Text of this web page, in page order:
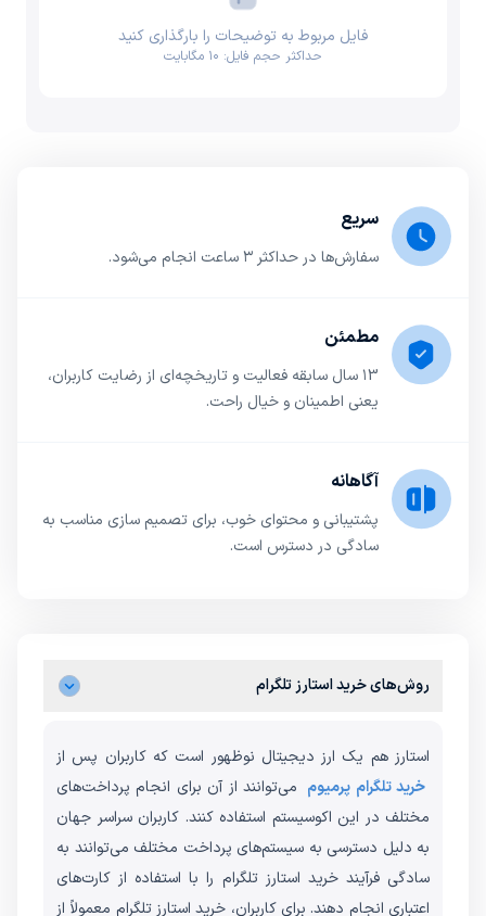
فایل مربوط به توضیحات را بارگذاری کنید
حداکثر حجم فایل: ۱۰ مگابایت
سریع
سفارش‌ها در حداکثر ۳ ساعت انجام می‌شود.
مطمئن
۱3 سال سابقه فعالیت و تاریخچه‌ای از رضایت کاربران،
یعنی اطمینان و خیال راحت.
آگاهانه
پشتیبانی و محتوای خوب، برای تصمیم سازی مناسب به
سادگی در دسترس است.
روش‌های خرید استارز تلگرام
استارز هم یک ارز دیجیتال نوظهور است که کاربران پس از
خرید تلگرام پرمیوم می‌توانند از آن برای انجام پرداخت‌های
مختلف در این اکوسیستم استفاده کنند. کاربران سراسر جهان
به دلیل دسترسی به سیستم‌های پرداخت مختلف می‌توانند به
سادگی فرآیند خرید استارز تلگرام را با استفاده از کارت‌های
اعتباری انجام دهند. برای کاربران، خرید استارز تلگرام معمولاً از